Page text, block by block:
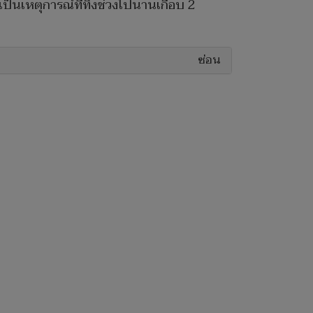
ป็นเหตุการณ์ที่ทิ้งช่วงไปนานเกือบ 2
ซ่อน